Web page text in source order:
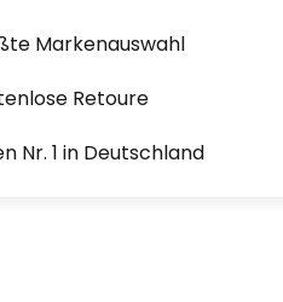
Markenauswahl
Retoure
Nr. 1 in Deutschland